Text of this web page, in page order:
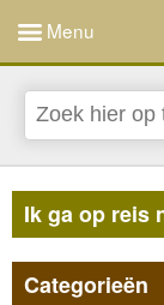
Menu
Ik ga op reis
Categorieën